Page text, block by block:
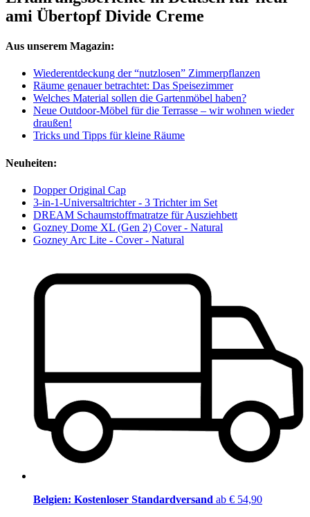
ami Übertopf Divide Creme
Aus unserem Magazin:
Wiederentdeckung der “nutzlosen” Zimmerpflanzen
Räume genauer betrachtet: Das Speisezimmer
Welches Material sollen die Gartenmöbel haben?
Neue Outdoor-Möbel für die Terrasse – wir wohnen wieder
draußen!
Tricks und Tipps für kleine Räume
Neuheiten:
Dopper Original Cap
3-in-1-Universaltrichter - 3 Trichter im Set
DREAM Schaumstoffmatratze für Ausziehbett
Gozney Dome XL (Gen 2) Cover - Natural
Gozney Arc Lite - Cover - Natural
Belgien: Kostenloser Standardversand ab € 54,90